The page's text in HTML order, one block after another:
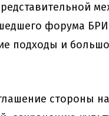
форума
подходы и
стороны